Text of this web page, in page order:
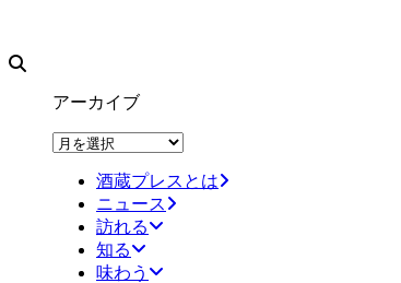
アーカイブ
ア
酒蔵プレスとは
ニュース
訪れる
知る
味わう